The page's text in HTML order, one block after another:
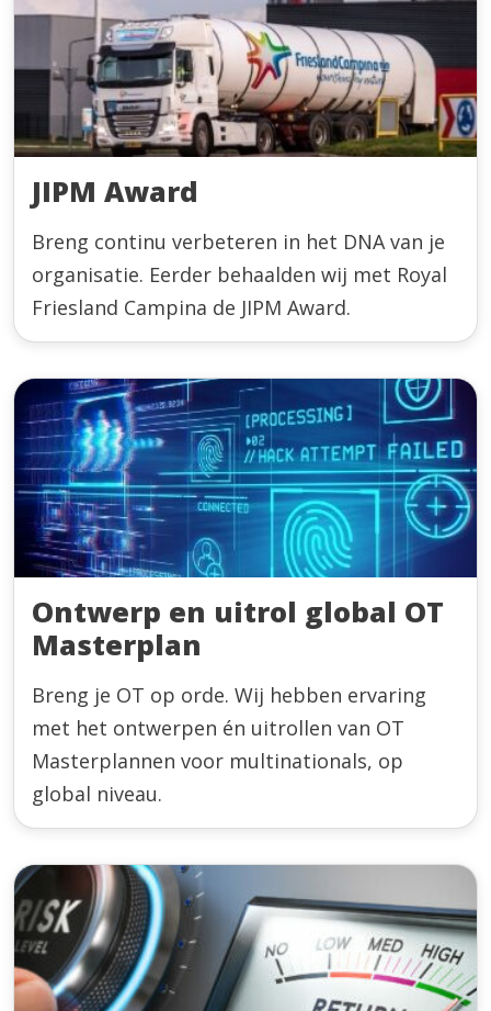
JIPM Award
Breng continu verbeteren in het DNA van je
organisatie. Eerder behaalden wij met Royal
Friesland Campina de JIPM Award.
Ontwerp en uitrol global OT
Masterplan
Breng je OT op orde. Wij hebben ervaring
met het ontwerpen én uitrollen van OT
Masterplannen voor multinationals, op
global niveau.